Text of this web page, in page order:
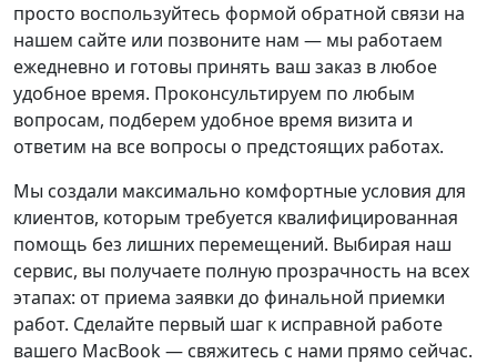
просто воспользуйтесь формой обратной связи на
нашем сайте или позвоните нам — мы работаем
ежедневно и готовы принять ваш заказ в любое
удобное время. Проконсультируем по любым
вопросам, подберем удобное время визита и
ответим на все вопросы о предстоящих работах.
Мы создали максимально комфортные условия для
клиентов, которым требуется квалифицированная
помощь без лишних перемещений. Выбирая наш
сервис, вы получаете полную прозрачность на всех
этапах: от приема заявки до финальной приемки
работ. Сделайте первый шаг к исправной работе
вашего MacBook — свяжитесь с нами прямо сейчас.